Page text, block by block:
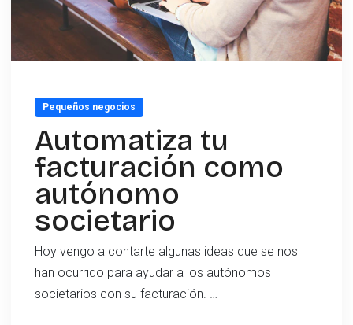
Pequeños negocios
Automatiza tu
facturación como
autónomo
societario
Hoy vengo a contarte algunas ideas que se nos
han ocurrido para ayudar a los autónomos
societarios con su facturación. …